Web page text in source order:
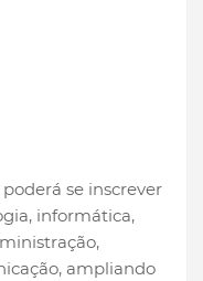
se inscrever
informática,
ampliando